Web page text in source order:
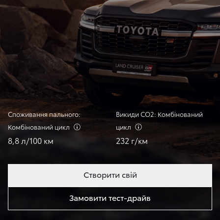
Створити свій
Замовити тест-драйв
Споживання пального:
Комбінований цикл
8,8 л/100 км
Викиди СО2: Комбінований
цикл
232 г/км